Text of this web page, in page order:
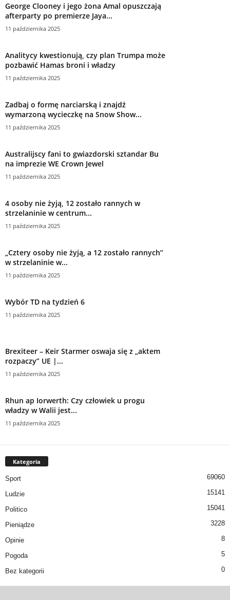
George Clooney i jego żona Amal opuszczają
afterparty po premierze Jaya...
11 października 2025
Analitycy kwestionują, czy plan Trumpa może
pozbawić Hamas broni i władzy
11 października 2025
Zadbaj o formę narciarską i znajdź
wymarzoną wycieczkę na Snow Show...
11 października 2025
Australijscy fani to gwiazdorski sztandar Bu
na imprezie WE Crown Jewel
11 października 2025
4 osoby nie żyją, 12 zostało rannych w
strzelaninie w centrum...
11 października 2025
„Cztery osoby nie żyją, a 12 zostało rannych”
w strzelaninie w...
11 października 2025
Wybór TD na tydzień 6
11 października 2025
Brexiteer – Keir Starmer oswaja się z „aktem
rozpaczy” UE |...
11 października 2025
Rhun ap Iorwerth: Czy człowiek u progu
władzy w Walii jest...
11 października 2025
Kategoria
Sport 69060
Ludzie 15141
Politico 15041
Pieniądze 3228
Opinie 8
Pogoda 5
Bez kategorii 0